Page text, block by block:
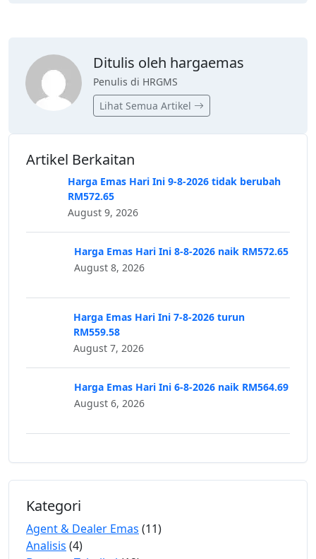
Ditulis oleh hargaemas
Penulis di HRGMS
Lihat Semua Artikel
Artikel Berkaitan
Harga Emas Hari Ini 9-8-2026 tidak berubah
RM572.65
August 9, 2026
Harga Emas Hari Ini 8-8-2026 naik RM572.65
August 8, 2026
Harga Emas Hari Ini 7-8-2026 turun
RM559.58
August 7, 2026
Harga Emas Hari Ini 6-8-2026 naik RM564.69
August 6, 2026
Kategori
Agent & Dealer Emas (11)
Analisis (4)